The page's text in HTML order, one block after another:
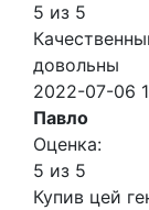
5 из 5
довольны
2022-07-06
Павло
Оценка:
5 из 5
Купив цей